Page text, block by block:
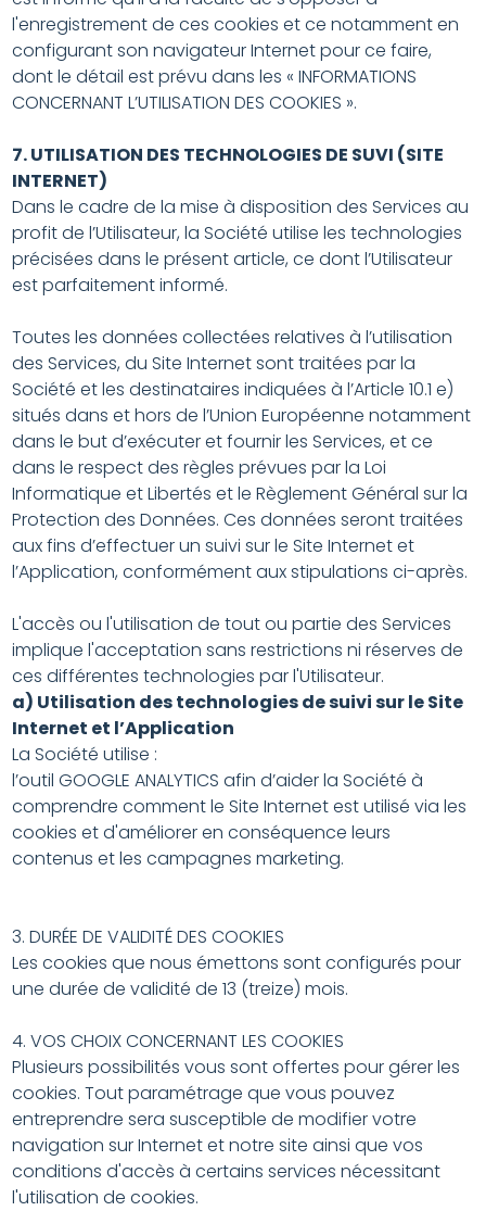
l'enregistrement de ces cookies et ce notamment en
configurant son navigateur Internet pour ce faire,
dont le détail est prévu dans les « INFORMATIONS
CONCERNANT L’UTILISATION DES COOKIES ».
7. UTILISATION DES TECHNOLOGIES DE SUVI (SITE
INTERNET)
Dans le cadre de la mise à disposition des Services au
profit de l’Utilisateur, la Société utilise les technologies
précisées dans le présent article, ce dont l’Utilisateur
est parfaitement informé.
Toutes les données collectées relatives à l’utilisation
des Services, du Site Internet sont traitées par la
Société et les destinataires indiquées à l’Article 10.1 e)
situés dans et hors de l’Union Européenne notamment
dans le but d’exécuter et fournir les Services, et ce
dans le respect des règles prévues par la Loi
Informatique et Libertés et le Règlement Général sur la
Protection des Données. Ces données seront traitées
aux fins d’effectuer un suivi sur le Site Internet et
l’Application, conformément aux stipulations ci-après.
L'accès ou l'utilisation de tout ou partie des Services
implique l'acceptation sans restrictions ni réserves de
ces différentes technologies par l'Utilisateur.
a) Utilisation des technologies de suivi sur le Site
Internet et l’Application
La Société utilise :
l’outil GOOGLE ANALYTICS afin d’aider la Société à
comprendre comment le Site Internet est utilisé via les
cookies et d'améliorer en conséquence leurs
contenus et les campagnes marketing.
3. DURÉE DE VALIDITÉ DES COOKIES
Les cookies que nous émettons sont configurés pour
une durée de validité de 13 (treize) mois.
4. VOS CHOIX CONCERNANT LES COOKIES
Plusieurs possibilités vous sont offertes pour gérer les
cookies. Tout paramétrage que vous pouvez
entreprendre sera susceptible de modifier votre
navigation sur Internet et notre site ainsi que vos
conditions d'accès à certains services nécessitant
l'utilisation de cookies.